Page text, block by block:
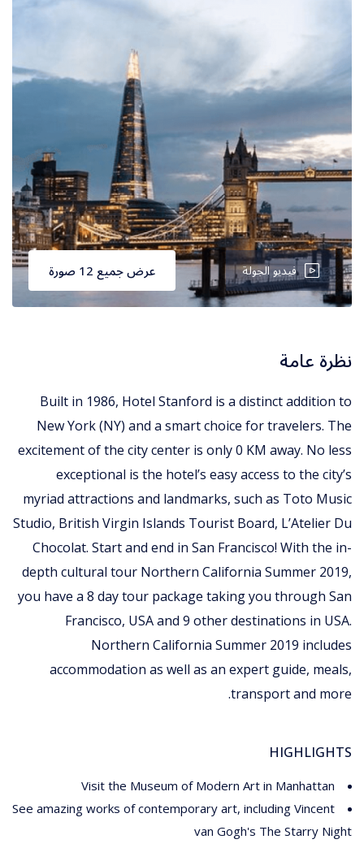
فيديو الجولة عرض جميع 12 صورة
نظرة عامة
Built in 1986, Hotel Stanford is a distinct addition to
New York (NY) and a smart choice for travelers. The
excitement of the city center is only 0 KM away. No less
exceptional is the hotel’s easy access to the city’s
myriad attractions and landmarks, such as Toto Music
Studio, British Virgin Islands Tourist Board, L’Atelier Du
Chocolat. Start and end in San Francisco! With the in-
depth cultural tour Northern California Summer 2019,
you have a 8 day tour package taking you through San
Francisco, USA and 9 other destinations in USA.
Northern California Summer 2019 includes
accommodation as well as an expert guide, meals,
transport and more.
HIGHLIGHTS
Visit the Museum of Modern Art in Manhattan
See amazing works of contemporary art, including Vincent
van Gogh's The Starry Night